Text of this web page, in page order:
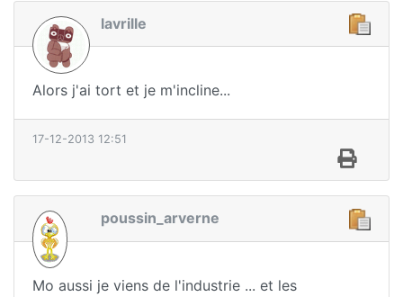
lavrille
Alors j'ai tort et je m'incline...
17-12-2013 12:51
poussin_arverne
Mo aussi je viens de l'industrie ... et les